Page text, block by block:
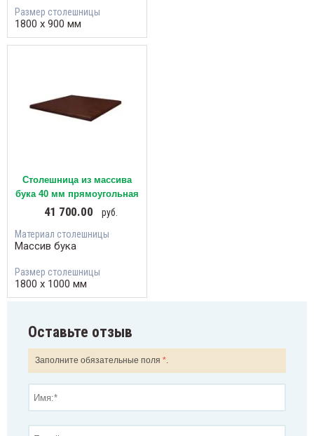
Размер столешницы
1800 х 900 мм
Столешница из массива
бука 40 мм прямоугольная
41 700.00
руб.
Материал столешницы
Массив бука
Размер столешницы
1800 х 1000 мм
Оставьте отзыв
Заполните обязательные поля *.